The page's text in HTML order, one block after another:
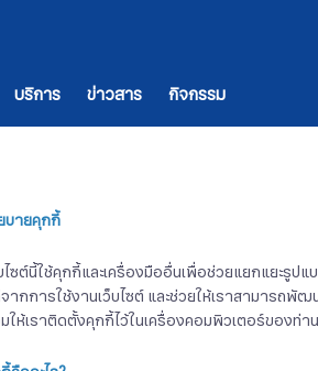
บริการ ข่าวสาร กิจกรรม
บายคุกกี้
ไซต์นี้ใช้คุกกี้และเครื่องมืออื่นเพื่อช่วยแยกแยะรูป
ากการใช้งานเว็บไซต์ และช่วยให้เราสามารถ
ให้เราติดตั้งคุกกี้ไว้ในเครื่องคอมพิวเตอร์ของท่าน